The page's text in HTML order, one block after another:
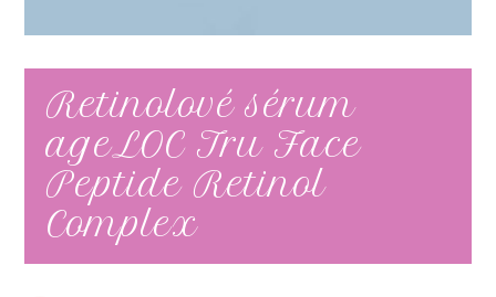
Retinolové sérum
ageLOC Tru Face
Peptide Retinol
Complex